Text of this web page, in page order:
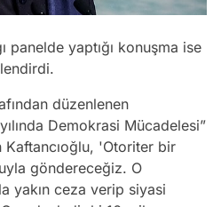
panelde yaptığı konuşma ise
düzenlenen
Demokrasi Mücadelesi”
Kaftancıoğlu, 'Otoriter bir
göndereceğiz. O
yakın ceza verip siyasi